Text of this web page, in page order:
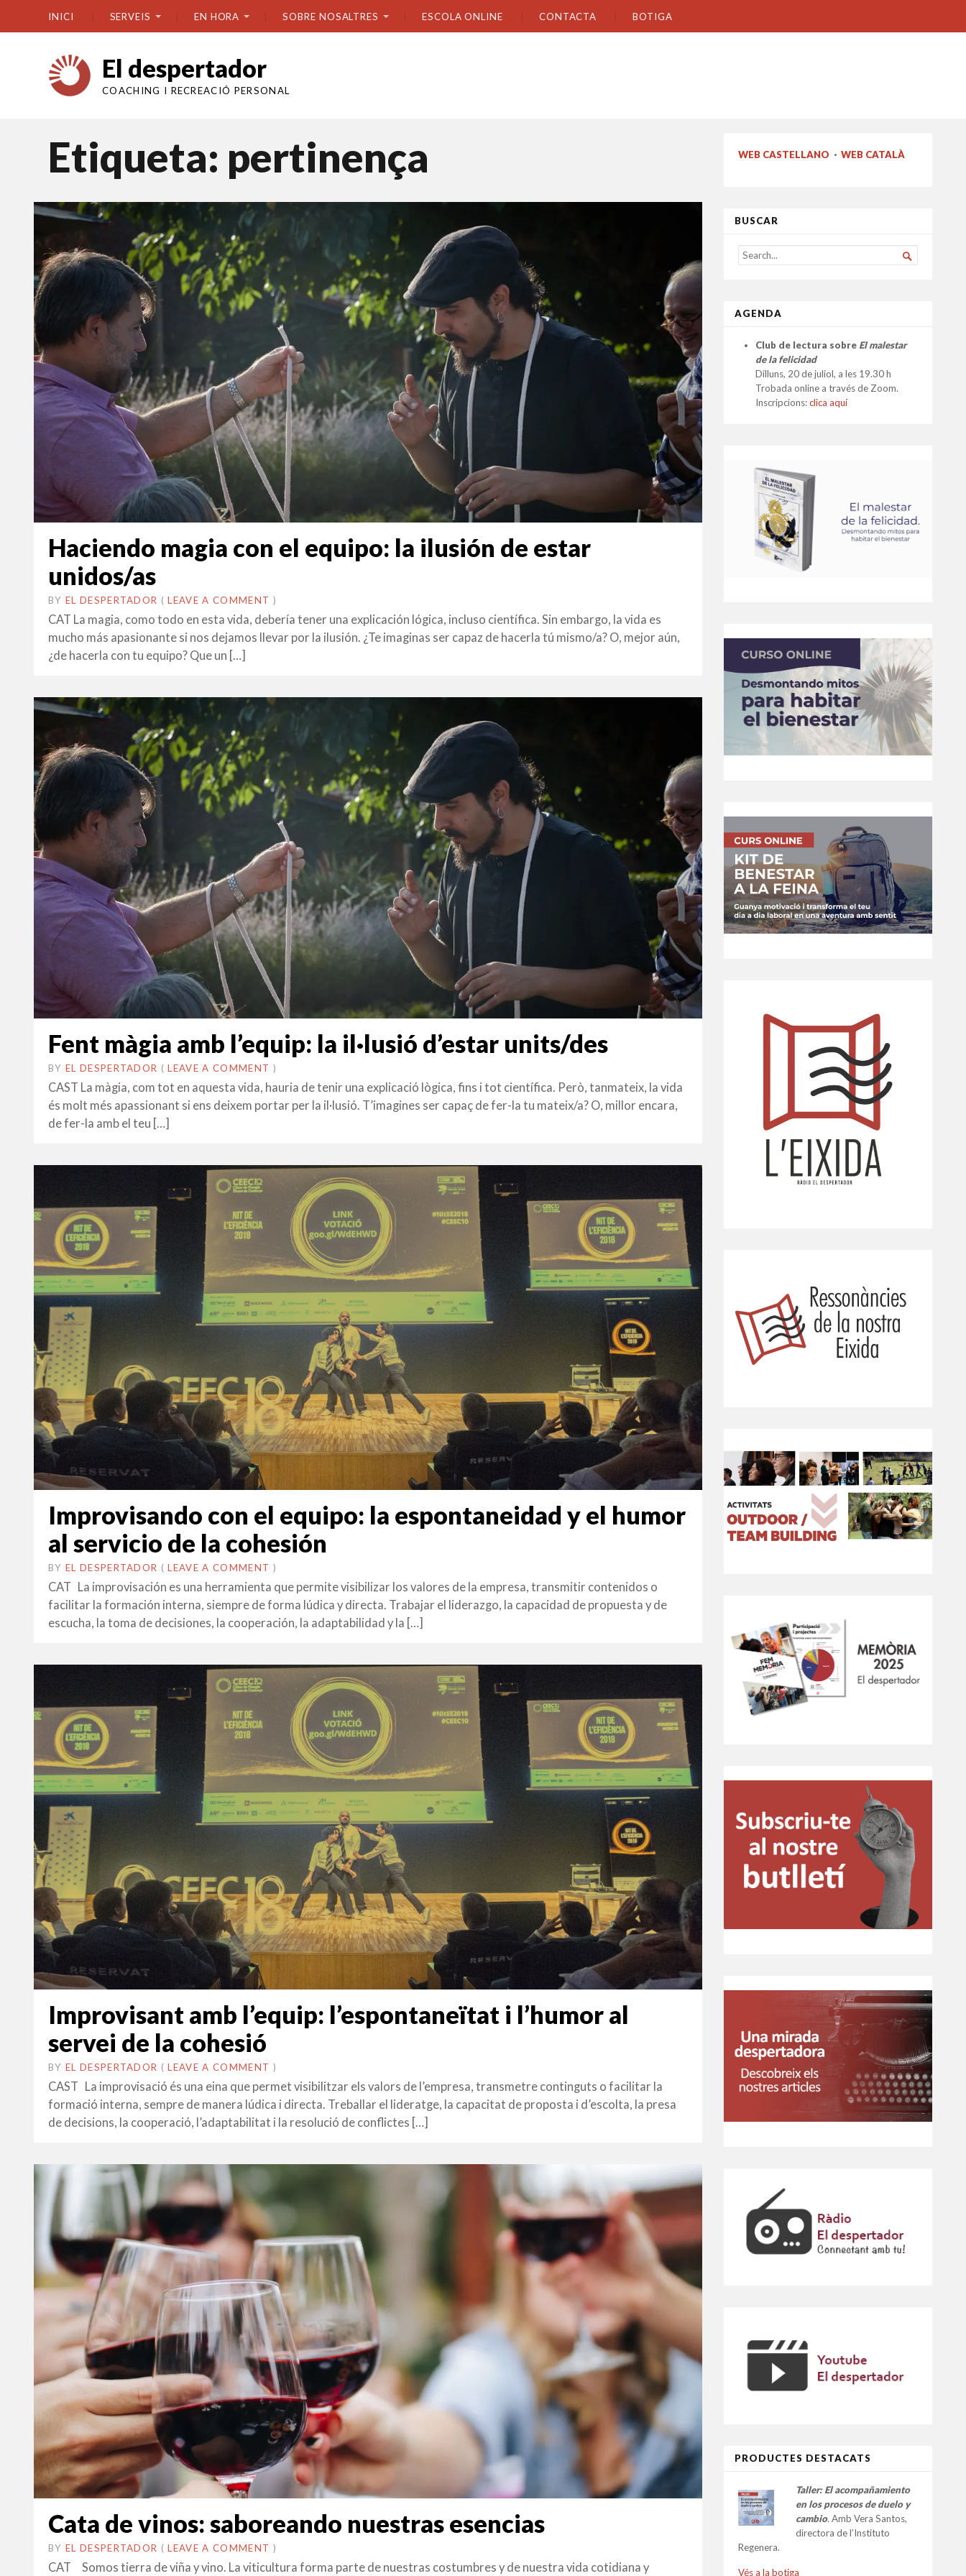
INICI SERVEIS EN HORA SOBRE NOSALTRES ESCOLA ONLINE CONTACTA BOTIGA
El despertador
COACHING I RECREACIÓ PERSONAL
Etiqueta: pertinença
Haciendo magia con el equipo: la ilusión de estar
unidos/as
BY EL DESPERTADOR ON
31
GENER
•(LEAVE A COMMENT )
CAT La magia, como todo en esta vida, debería tener una explicación lógica, incluso científica. Sin embargo, la vida es
mucho más apasionante si nos dejamos llevar por la ilusión. ¿Te imaginas ser capaz de hacerla tú mismo/a? O, mejor aún,
¿de hacerla con tu equipo? Que un […]
Fent màgia amb l’equip: la il·lusió d’estar units/des
BY EL DESPERTADOR ON
31
GENER
•(LEAVE A COMMENT )
CAST La màgia, com tot en aquesta vida, hauria de tenir una explicació lògica, fins i tot científica. Però, tanmateix, la vida
és molt més apassionant si ens deixem portar per la il·lusió. T’imagines ser capaç de fer-la tu mateix/a? O, millor encara,
de fer-la amb el teu […]
Improvisando con el equipo: la espontaneidad y el humor
al servicio de la cohesión
BY EL DESPERTADOR ON
31
•(LEAVE A COMMENT )
CAT La improvisación es una herramienta que permite visibilizar los valores de la empresa, transmitir contenidos o
facilitar la formación interna, siempre de forma lúdica y directa. Trabajar el liderazgo, la capacidad de propuesta y de
escucha, la toma de decisiones, la cooperación, la adaptabilidad y la […]
Improvisant amb l’equip: l’espontaneïtat i l’humor al
servei de la cohesió
BY EL DESPERTADOR ON
31
GENER
•(LEAVE A COMMENT )
CAST La improvisació és una eina que permet visibilitzar els valors de l’empresa, transmetre continguts o facilitar la
formació interna, sempre de manera lúdica i directa. Treballar el lideratge, la capacitat de proposta i d’escolta, la presa
de decisions, la cooperació, l’adaptabilitat i la resolució de conflictes […]
Cata de vinos: saboreando nuestras esencias
BY EL DESPERTADOR ON
31
GENER
•(LEAVE A COMMENT )
CAT Somos tierra de viña y vino. La viticultura forma parte de nuestras costumbres y de nuestra vida cotidiana y
WEB CASTELLANO · WEB CATALÀ
BUSCAR
SEARCH
FOR...

AGENDA
Club de lectura sobre El malestar
de la felicidad
Dilluns, 20 de juliol, a les 19.30 h
Trobada online a través de Zoom.
Inscripcions:clica aquí
PRODUCTES DESTACATS
Taller: El acompañamiento
en los procesos de duelo y
cambio. Amb Vera Santos,
directora de l’Instituto
Regenera.
Vés a la botiga